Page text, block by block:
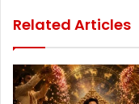
Related Articles